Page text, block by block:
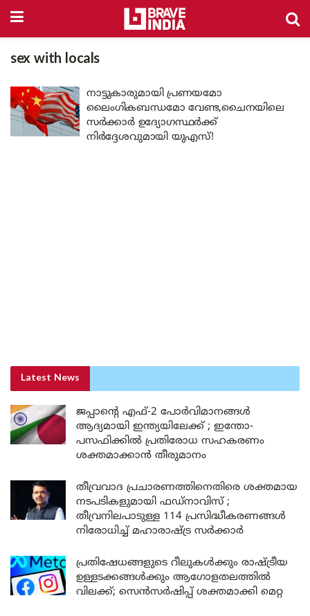
sex with locals
നാട്ടുകാരുമായി പ്രണയമോ
ലൈംഗികബന്ധമോ വേണ്ട,ചൈനയിലെ
സർക്കാർ ഉദ്യോഗസ്ഥർക്ക്
നിർദ്ദേശവുമായി യുഎസ്!
Latest News
ജപ്പാന്റെ എഫ്-2 പോർവിമാനങ്ങൾ
ആദ്യമായി ഇന്ത്യയിലേക്ക് ; ഇന്തോ-
പസഫിക്കിൽ പ്രതിരോധ സഹകരണം
ശക്തമാക്കാൻ തീരുമാനം
തീവ്രവാദ പ്രചാരണത്തിനെതിരെ ശക്തമായ
നടപടികളുമായി ഫഡ്നാവിസ് ;
തീവ്രനിലപാടുള്ള 114 പ്രസിദ്ധീകരണങ്ങൾ
നിരോധിച്ച് മഹാരാഷ്ട്ര സർക്കാർ
പ്രതിഷേധങ്ങളുടെ റീലുകൾക്കും രാഷ്ട്രീയ
ഉള്ളടക്കങ്ങൾക്കും ആഗോളതലത്തിൽ
വിലക്ക്; സെൻസർഷിപ്പ് ശക്തമാക്കി മെറ്റ